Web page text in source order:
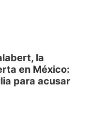
la
en México:
para acusar